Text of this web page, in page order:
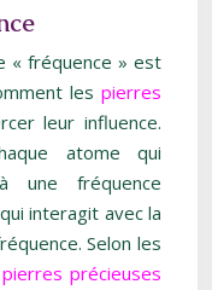
« fréquence » est
les pierres
leur influence.
atome qui
une fréquence
interagit avec la
Selon les
pierres précieuses